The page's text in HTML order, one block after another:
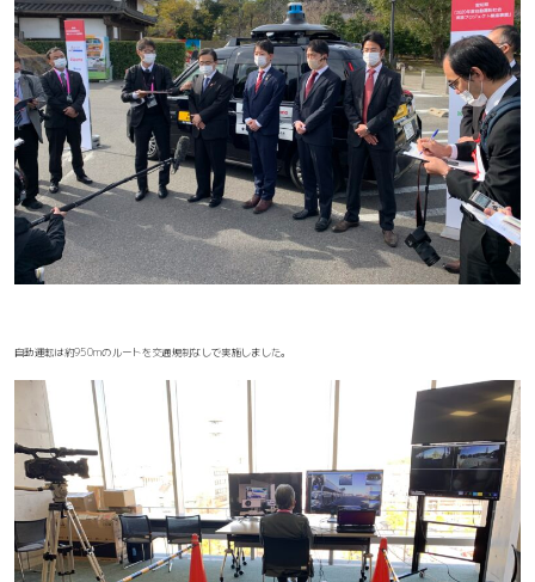
自動運転は約950mのルートを交通規制なしで実施しました。